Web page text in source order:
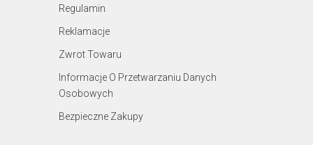
Regulamin
Reklamacje
Zwrot Towaru
Informacje O Przetwarzaniu Danych
Osobowych
Bezpieczne Zakupy